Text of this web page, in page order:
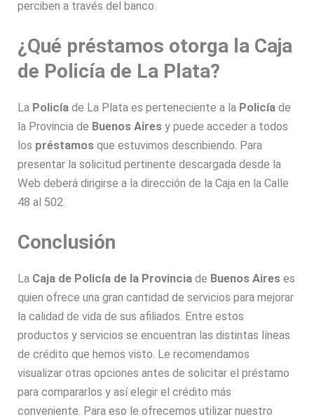
perciben a través del banco.
¿Qué préstamos otorga la Caja
de Policía de La Plata?
La Policía de La Plata es perteneciente a la Policía de
la Provincia de Buenos Aires y puede acceder a todos
los préstamosque estuvimos describiendo. Para
presentar la solicitud pertinente descargada desde la
Web deberá dirigirse a la dirección de la Caja en la Calle
48 al 502.
Conclusión
La Caja de Policía de la Provincia de Buenos Aires es
quien ofrece una gran cantidad de servicios para mejorar
la calidad de vida de sus afiliados. Entre estos
productos y servicios se encuentran las distintas líneas
de crédito que hemos visto. Le recomendamos
visualizar otras opciones antes de solicitar el préstamo
para compararlos y así elegir el crédito más
conveniente. Para eso le ofrecemos utilizar nuestro